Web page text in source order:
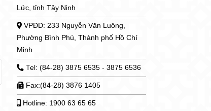
Lức, tỉnh Tây Ninh
VPĐD: 233 Nguyễn Văn Luông,
Phường Bình Phú, Thành phố Hồ Chí
Minh
Tel: (84-28) 3875 6535 - 3875 6536
Fax:(84-28) 3876 1405
Hotline: 1900 63 65 65